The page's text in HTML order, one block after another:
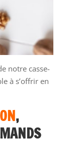
notre casse-
à s’offrir en
,